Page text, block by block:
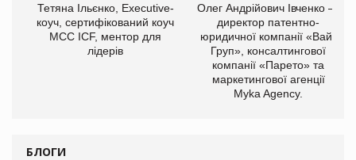
Тетяна Ільєнко, Executive-
коуч, сертифікований коуч
МСС ICF, ментор для
лідерів
Олег Андрійович Івченко —
директор патентно-
юридичної компанії «Вайз
Груп», консалтингової
компанії «Парето» та
маркетингової агенції
Myka Agency.
БЛОГИ